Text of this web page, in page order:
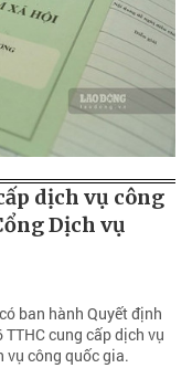
dịch vụ công
Dịch vụ
ban hành Quyết định
cung cấp dịch vụ
vụ công quốc gia.